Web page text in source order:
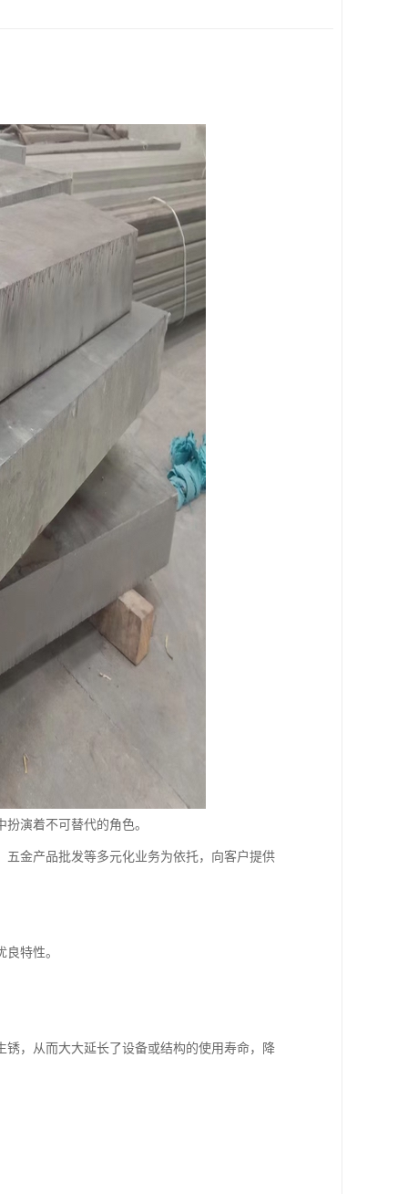
演着不可替代的角色。
金产品批发等多元化业务为依托，向客户提供
特性。
，从而大大延长了设备或结构的使用寿命，降